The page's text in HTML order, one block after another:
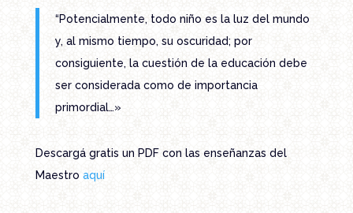
“Potencialmente, todo niño es la luz del mundo
y, al mismo tiempo, su oscuridad; por
consiguiente, la cuestión de la educación debe
ser considerada como de importancia
primordial…»
Descargá gratis un PDF con las enseñanzas del
Maestro aquí